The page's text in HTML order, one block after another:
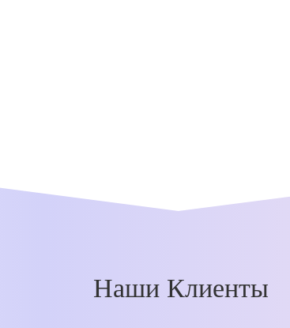
Наши Клиенты